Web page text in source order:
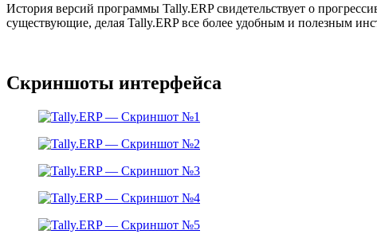
История версий программы Tally.ERP свидетельствует о
существующие, делая Tally.ERP все более удобным и полезным
Скриншоты интерфейса